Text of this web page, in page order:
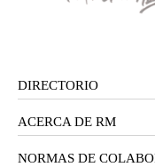
DIRECTORIO
ACERCA DE RM
NORMAS DE